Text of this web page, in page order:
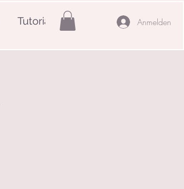
Tutorials Anmelden